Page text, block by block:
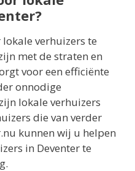
verhuizers te
met de straten en
voor een efficiënte
onnodige
lokale verhuizers
die van verder
kunnen wij u helpen
in Deventer te